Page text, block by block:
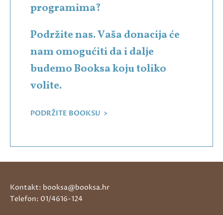
programima?
Podržite nas. Vaša donacija će
nam omogućiti da i dalje
budemo Booksa koju toliko
volite.
PODRŽITE BOOKSU >
Kontakt: booksa@booksa.hr
Telefon: 01/4616-124